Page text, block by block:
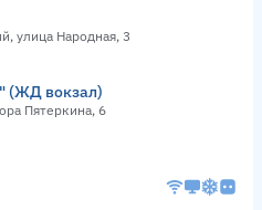
улица Народная, 3
(ЖД вокзал)
Пятеркина, 6